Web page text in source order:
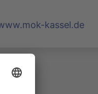
kassel.de